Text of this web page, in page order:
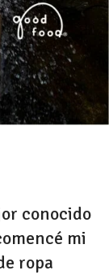
conocido
mi
ropa